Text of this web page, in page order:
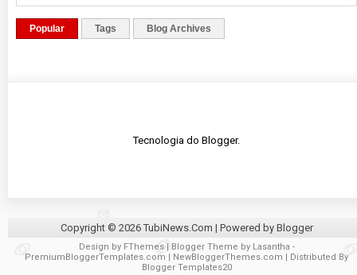
Popular Tags Blog Archives
Tecnologia do Blogger.
Copyright © 2026TubiNews.Com | Powered by Blogger
Design by FThemes| Blogger Theme by Lasantha -
PremiumBloggerTemplates.com
NewBloggerThemes.com | Distributed By
Blogger Templates20